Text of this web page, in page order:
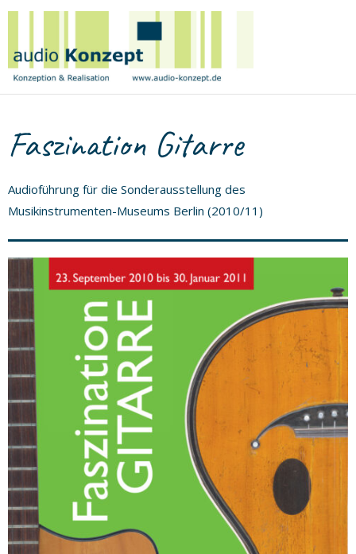
audio
Faszination Gitarre
Audioführung für die Sonderausstellung des
Musikinstrumenten-Museums Berlin (2010/11)